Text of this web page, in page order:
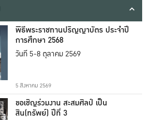
พิธีพระราชทานปริญญาบัตร ประจำปี
การศึกษา 2568
วันที่ 5-8 ตุลาคม 2569
5 สิงหาคม 2569
ขอเชิญร่วมงาน สะสมศิลป์ เป็น
สิน(ทรัพย์) ปีที่ 3